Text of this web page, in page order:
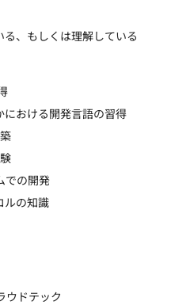
、もしくは理解している
おける開発言語の習得
での開発
ルの知識
ドテック